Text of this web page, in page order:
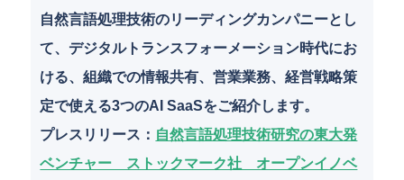
自然言語処理技術のリーディングカンパニーとし
て、デジタルトランスフォーメーション時代にお
ける、組織での情報共有、営業業務、経営戦略策
定で使える3つのAI SaaSをご紹介します。
プレスリリース： 自然言語処理技術研究の東大発
ベンチャー ストックマーク社 オープンイノベ